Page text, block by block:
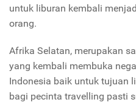
untuk liburan kembali
orang.
Afrika Selatan, merupakan
yang kembali membuka
Indonesia baik untuk tujuan
bagi pecinta travelling pasti